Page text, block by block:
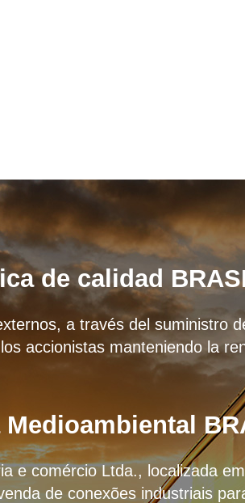
de calidad
a través del suministro
accionistas manteniendo la
e comércio Ltda., localizada
de conexões industriais